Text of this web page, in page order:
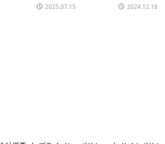
2025.07.15 2024.12.18